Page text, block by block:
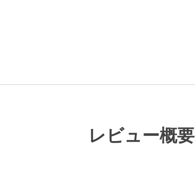
レビュー概要